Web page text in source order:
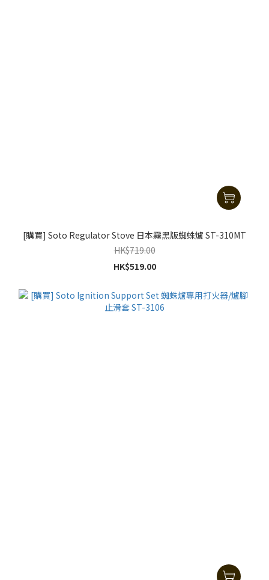
[購買] Soto Regulator Stove 日本霧黑版蜘蛛爐 ST-310MT
HK$719.00
HK$519.00